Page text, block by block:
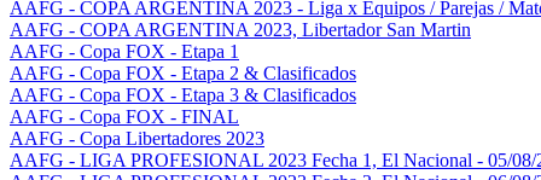
AAFG - COPA ARGENTINA 2023 - Liga x Equipos / Parejas /
AAFG - COPA ARGENTINA 2023, Libertador San Martin
AAFG - Copa FOX - Etapa 1
AAFG - Copa FOX - Etapa 2 & Clasificados
AAFG - Copa FOX - Etapa 3 & Clasificados
AAFG - Copa FOX - FINAL
AAFG - Copa Libertadores 2023
AAFG - LIGA PROFESIONAL 2023 Fecha 1, El Nacional - 05/08/